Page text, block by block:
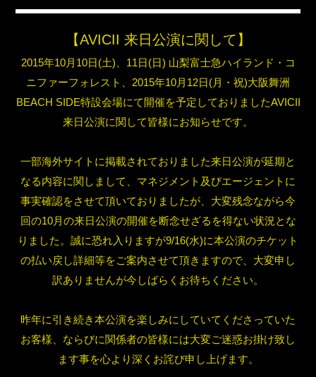
.
【AVICII 来日公演に関して】
2015年10月10日(土)、11日(日) 山梨富士急ハイランド・コ
ニファーフォレスト、2015年10月12日(月・祝)大阪舞洲
BEACH SIDE特設会場にて開催を予定しておりましたAVICII
来日公演に関して皆様にお知らせです。
一部海外サイトに掲載されておりました来日公演が延期と
なる内容に関しまして、マネジメント及びエージェントに
事実確認をさせて頂いておりましたが、大変残念ながら今
回の10月の来日公演の開催を断念せざるを得ない状況とな
りました。誠に恐れ入りますが9/16(水)に本公演のチケット
の払い戻し詳細等をご案内させて頂きますので、大変申し
訳ありませんが今しばらくお待ちください。
昨年に引き続き本公演を楽しみにしていてくださっていた
お客様、ならびに関係者の皆様には大変ご迷惑お掛け致し
ます事を心より深くお詫び申し上げます。